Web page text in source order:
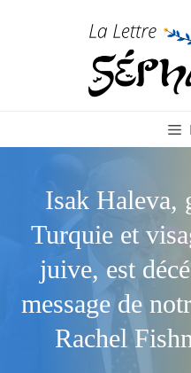
Isak Haleva,
Turquie et
juive, est
message de
Rachel